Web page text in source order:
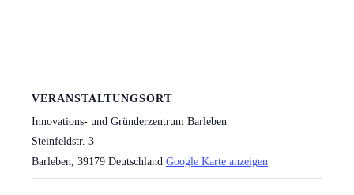
VERANSTALTUNGSORT
Innovations- und Gründerzentrum Barleben
Steinfeldstr. 3
Barleben, 39179 Deutschland Google Karte anzeigen